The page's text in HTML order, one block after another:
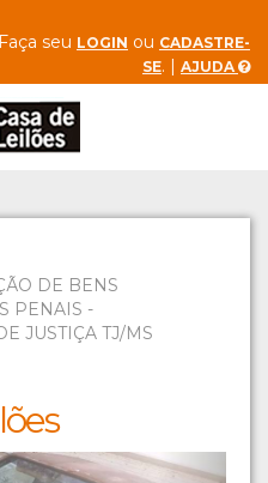
seu LOGIN ou CADASTRE-
SE. | AJUDA
DE BENS
PENAIS -
JUSTIÇA TJ/MS
Next